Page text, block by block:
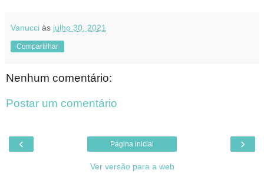
Vanucci às julho 30, 2021
Compartilhar
Nenhum comentário:
Postar um comentário
‹ ›
Página inicial
Ver versão para a web